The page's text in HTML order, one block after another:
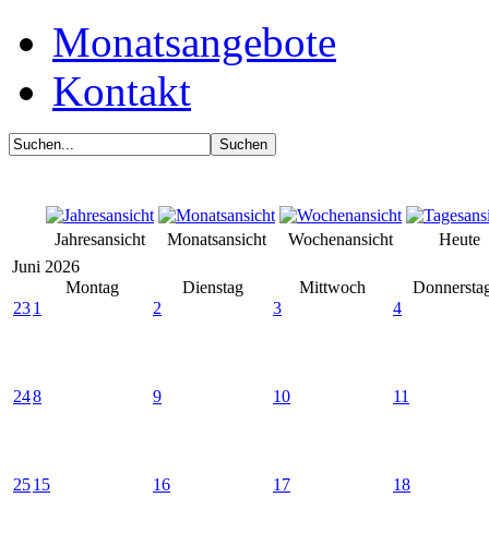
Monatsangebote
Kontakt
Jahresansicht Monatsansicht Wochenansicht
Heute
Juni 2026
Montag
Dienstag Mittwoch
231 2 3 4
248 9 10 11
2515 16 17 18